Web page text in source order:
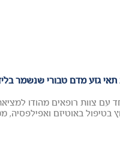
תאי גזע מדם טבורי שנשמר
עם צוות רופאים מהודו